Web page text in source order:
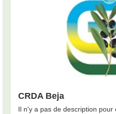
CRDA Beja
Il n'y a pas de description pour